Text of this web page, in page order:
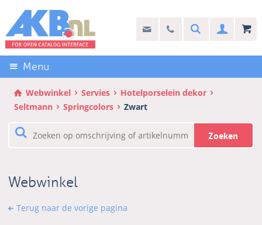
links
over
Direct
naar
de
inhoud
Direct
het
info@akb.nl
Stel uw vraag
030 69 50 814Search
Menu
Webwinkel Servies
Hotelporselein dekor
Seltmann
Springcolors Zwart
Zoeken
Webwinkel
Terug naar de vorige pagina